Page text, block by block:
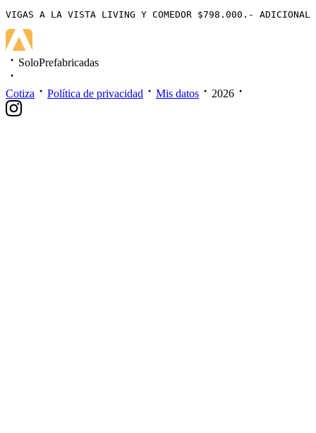
VIGAS A LA VISTA LIVING Y COMEDOR $798.000.- ADICIONAL
SoloPrefabricadas
Cotiza Política de privacidad Mis datos 2026